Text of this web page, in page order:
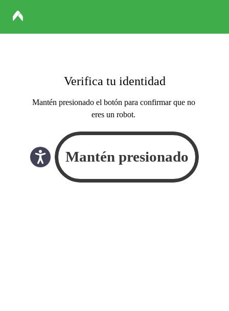
Verifica tu identidad
Mantén presionado el botón para confirmar que no
eres un robot.